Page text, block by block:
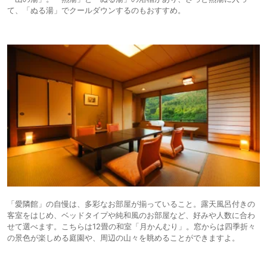
て、「ぬる湯」でクールダウンするのもおすすめ。
「愛隣館」の自慢は、多彩なお部屋が揃っていること。露天風呂付きの
客室をはじめ、ベッドタイプや純和風のお部屋など、好みや人数に合わ
せて選べます。こちらは12畳の和室「月かんむり」。窓からは四季折々
の景色が楽しめる庭園や、周辺の山々を眺めることができますよ。